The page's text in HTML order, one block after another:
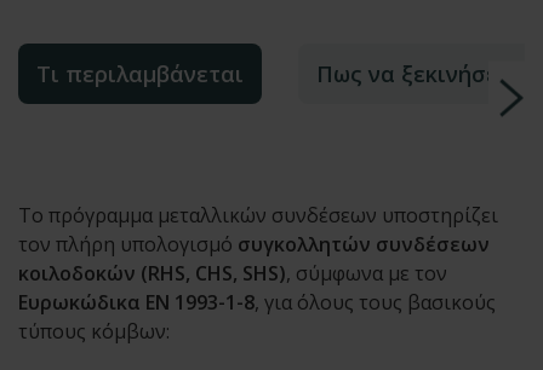
Τι περιλαμβάνεται Πως να ξεκινήσετε
Το πρόγραμμα μεταλλικών συνδέσεων υποστηρίζει
τον πλήρη υπολογισμό συγκολλητών συνδέσεων
κοιλοδοκών (RHS, CHS, SHS), σύμφωνα με τον
Ευρωκώδικα EN 1993-1-8, για όλους τους βασικούς
τύπους κόμβων: